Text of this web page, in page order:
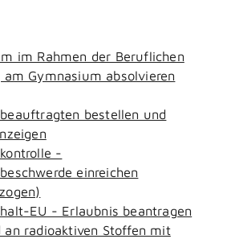
im Rahmen der Beruflichen
Gymnasium absolvieren
bestellen und
-
einreichen
EU - Erlaubnis beantragen
an radioaktiven Stoffen mit